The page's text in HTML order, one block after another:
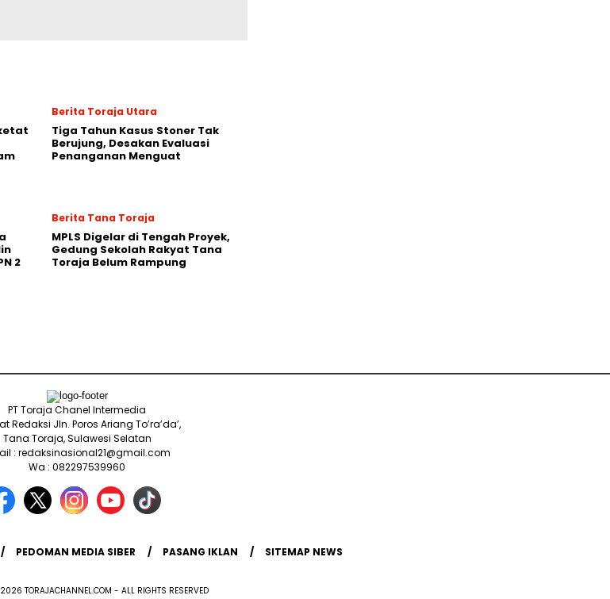
Berita Toraja Utara
Tiga Tahun Kasus Stoner Tak
Berujung, Desakan Evaluasi
Penanganan Menguat
2
Berita Tana Toraja
MPLS Digelar di Tengah Proyek,
Gedung Sekolah Rakyat Tana
Toraja Belum Rampung
PT Toraja Chanel Intermedia
Redaksi Jln. Poros Ariang To’ra’da’,
Tana Toraja, Sulawesi Selatan
: redaksinasional21@gmail.com
Wa : 082297539960
PEDOMAN MEDIA SIBER PASANG IKLAN SITEMAP NEWS
TORAJACHANNEL.COM - ALL RIGHTS RESERVED